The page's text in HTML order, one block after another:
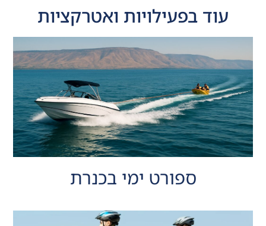
עוד בפעילויות ואטרקציות
ספורט ימי בכנרת